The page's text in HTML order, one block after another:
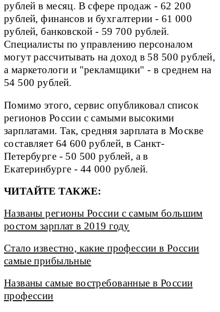
рублей в месяц. В сфере продаж - 62 200
рублей, финансов и бухгалтерии - 61 000
рублей, банковской - 59 700 рублей.
Специалисты по управлению персоналом
могут рассчитывать на доход в 58 500 рублей,
а маркетологи и "рекламщики" - в среднем на
54 500 рублей.
Помимо этого, сервис опубликовал список
регионов России с самыми высокими
зарплатами. Так, средняя зарплата в Москве
составляет 64 600 рублей, в Санкт-
Петербурге - 50 500 рублей, а в
Екатеринбурге - 44 000 рублей.
ЧИТАЙТЕ ТАКЖЕ:
Названы регионы России с самым большим
ростом зарплат в 2019 году
Стало известно, какие профессии в России
самые прибыльные
Названы самые востребованные в России
профессии